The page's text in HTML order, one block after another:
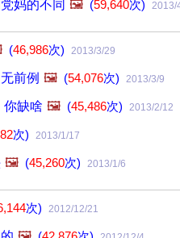
妈的不同 🖼️ (59,640次) 2013/
(46,986次) 2013/3/29
前例 🖼️ (54,076次) 2013/3/9
你缺啥 🖼️ (45,486次) 2013/2/12
次) 2013/1/17
🖼️ (45,260次) 2013/1/6
次) 2012/12/21